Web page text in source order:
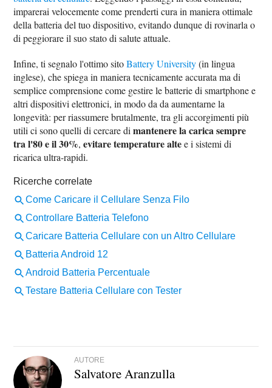
imparerai velocemente come prenderti cura in maniera ottimale
della batteria del tuo dispositivo, evitando dunque di rovinarla o
di peggiorare il suo stato di salute attuale.
Infine, ti segnalo l'ottimo sitoBattery University(in lingua
inglese), che spiega in maniera tecnicamente accurata ma di
semplice comprensione come gestire le batterie di smartphone e
altri dispositivi elettronici, in modo da da aumentarne la
longevità: per riassumere brutalmente, tra gli accorgimenti più
utili ci sono quelli di cercare dimantenere la carica sempre
tra l'80 e il 30%,evitare temperature altee i sistemi di
ricarica ultra-rapidi.
AUTORE
Salvatore Aranzulla